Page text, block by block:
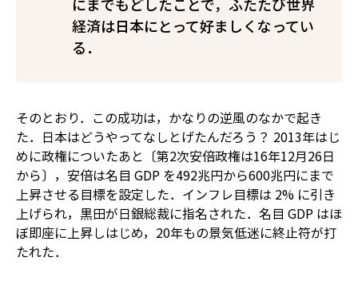
経済は日本にとって好ましくなってい
る．
そのとおり．この成功は，かなりの逆風のなかで起き
た．日本はどうやってなしとげたんだろう？ 2013年はじ
めに政権についたあと〔第2次安倍政権は16年12月26日
から〕，安倍は名目 GDP を492兆円から600兆円にまで
上昇させる目標を設定した．インフレ目標は 2% に引き
上げられ，黒田が日銀総裁に指名された．名目 GDP はほ
ぼ即座に上昇しはじめ，20年もの景気低迷に終止符が打
たれた．